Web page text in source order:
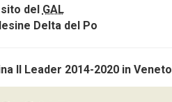
del GAL
Delta del Po
Il Leader 2014-2020 in Veneto